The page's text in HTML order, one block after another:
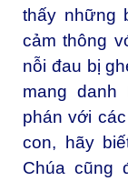
thấy những
cảm thông
nỗi đau bị
mang danh
phán với
con, hãy
Chúa cũng